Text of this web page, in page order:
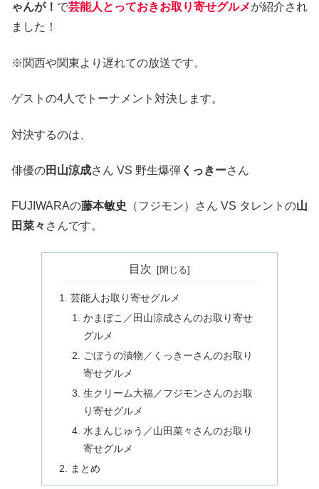
ゃんが！ で芸能人とっておきお取り寄せグルメが紹介され
ました！
※関西や関東より遅れての放送です。
ゲストの4人でトーナメント対決します。
対決するのは、
俳優の田山涼成さん VS 野生爆弾 くっきーさん
FUJIWARAの藤本敏史 （フジモン）さん VS タレントの山
田菜々 さんです。
目次
芸能人お取り寄せグルメ
かまぼこ／田山涼成さんのお取り寄せ
グルメ
ごぼうの漬物／くっきーさんのお取り
寄せグルメ
生クリーム大福／フジモンさんのお取
り寄せグルメ
水まんじゅう／山田菜々さんのお取り
寄せグルメ
まとめ